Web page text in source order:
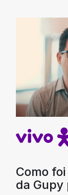
Como
da Gupy